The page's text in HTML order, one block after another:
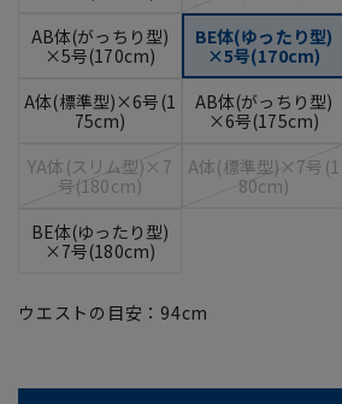
AB体(がっちり型)
×5号(170cm)
BE体(ゆったり型)
×5号(170cm)
A体(標準型)×6号(1
75cm)
AB体(がっちり型)
×6号(175cm)
YA体(スリム型)×7
号(180cm)
A体(標準型)×7号(1
80cm)
BE体(ゆったり型)
×7号(180cm)
ウエストの目安： 94cm